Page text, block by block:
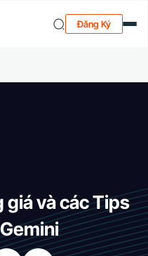
Đăng Ký
giá và các Tips